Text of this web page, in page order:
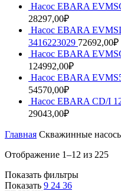
Насос EBARA
28297,00₽
Насос EBARA
3416223029 72692,00₽
Насос EBARA
124992,00₽
Насос EBARA
54570,00₽
Насос EBARA CD/I
29043,00₽
Главная Скважинные
Отображение 1–12 из 225
Показать фильтры
Показать 9 24 36